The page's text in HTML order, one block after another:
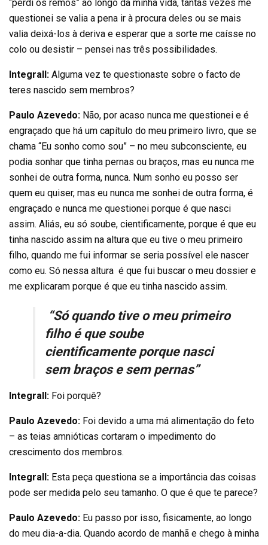
“perdi os remos” ao longo da minha vida, tantas vezes me
questionei se valia a pena ir à procura deles ou se mais
valia deixá-los à deriva e esperar que a sorte me caísse no
colo ou desistir – pensei nas três possibilidades.
Integrall: Alguma vez te questionaste sobre o facto de
teres nascido sem membros?
Paulo Azevedo: Não, por acaso nunca me questionei e é
engraçado que há um capítulo do meu primeiro livro, que se
chama “Eu sonho como sou” – no meu subconsciente, eu
podia sonhar que tinha pernas ou braços, mas eu nunca me
sonhei de outra forma, nunca. Num sonho eu posso ser
quem eu quiser, mas eu nunca me sonhei de outra forma, é
engraçado e nunca me questionei porque é que nasci
assim. Aliás, eu só soube, cientificamente, porque é que eu
tinha nascido assim na altura que eu tive o meu primeiro
filho, quando me fui informar se seria possível ele nascer
como eu. Só nessa altura é que fui buscar o meu dossier e
me explicaram porque é que eu tinha nascido assim.
“Só quando tive o meu primeiro
filho é que soube
cientificamente porque nasci
sem braços e sem pernas”
Integrall: Foi porquê?
Paulo Azevedo: Foi devido a uma má alimentação do feto
– as teias amnióticas cortaram o impedimento do
crescimento dos membros.
Integrall: Esta peça questiona se a importância das coisas
pode ser medida pelo seu tamanho. O que é que te parece?
Paulo Azevedo: Eu passo por isso, fisicamente, ao longo
do meu dia-a-dia. Quando acordo de manhã e chego à minha